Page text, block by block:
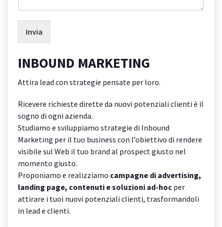
Invia
INBOUND MARKETING
Attira lead con strategie pensate per loro.
Ricevere richieste dirette da nuovi potenziali clienti è il
sogno di ogni azienda.
Studiamo e sviluppiamo strategie di Inbound
Marketing per il tuo business con l’obiettivo di rendere
visibile sul Web il tuo brand al prospect giusto nel
momento giusto.
Proponiamo e realizziamo campagne di advertising,
landing page, contenuti e soluzioni ad-hoc per
attirare i tuoi nuovi potenziali clienti, trasformandoli
in lead e clienti.